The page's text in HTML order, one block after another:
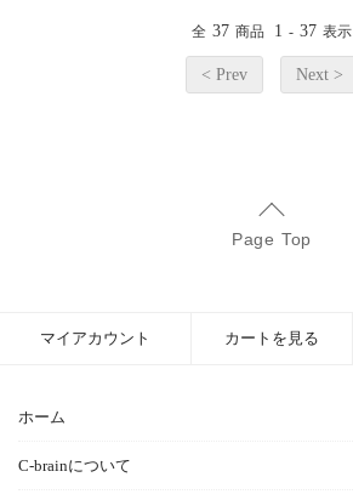
全 37 商品 1 - 37 表示
< Prev Next >
Page Top
ホーム
C-brainについて
マイアカウント カートを見る